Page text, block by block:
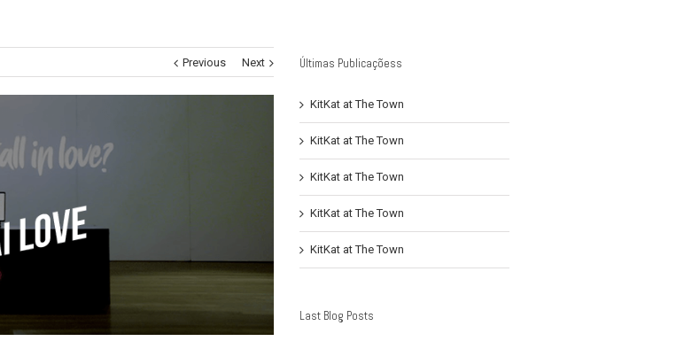
Previous Next Últimas Publicaçõess
KitKat at The Town
KitKat at The Town
KitKat at The Town
KitKat at The Town
KitKat at The Town
Last Blog Posts